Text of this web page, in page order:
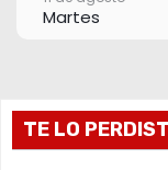
Martes
13 de agosto
Jueves
TE LO